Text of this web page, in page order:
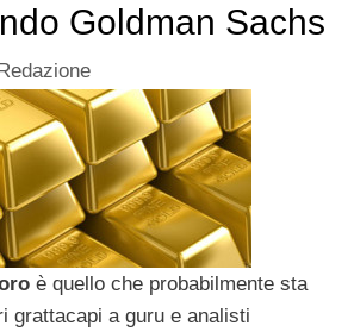
Goldman Sachs
Redazione
è quello che probabilmente sta
grattacapi a guru e analisti